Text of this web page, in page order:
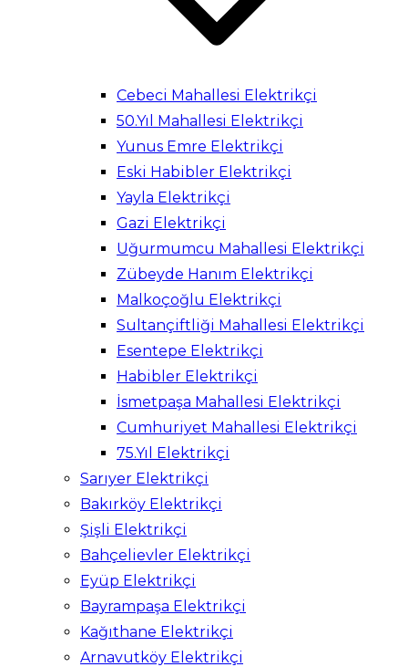
Cebeci Mahallesi Elektrikçi
50.Yıl Mahallesi Elektrikçi
Yunus Emre Elektrikçi
Eski Habibler Elektrikçi
Yayla Elektrikçi
Gazi Elektrikçi
Uğurmumcu Mahallesi Elektrikçi
Zübeyde Hanım Elektrikçi
Malkoçoğlu Elektrikçi
Sultançiftliği Mahallesi Elektrikçi
Esentepe Elektrikçi
Habibler Elektrikçi
İsmetpaşa Mahallesi Elektrikçi
Cumhuriyet Mahallesi Elektrikçi
75.Yıl Elektrikçi
Sarıyer Elektrikçi
Bakırköy Elektrikçi
Şişli Elektrikçi
Bahçelievler Elektrikçi
Eyüp Elektrikçi
Bayrampaşa Elektrikçi
Kağıthane Elektrikçi
Arnavutköy Elektrikçi